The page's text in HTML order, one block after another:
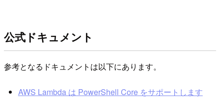
公式ドキュメント
参考となるドキュメントは以下にあります。
AWS Lambda は PowerShell Core をサポートします